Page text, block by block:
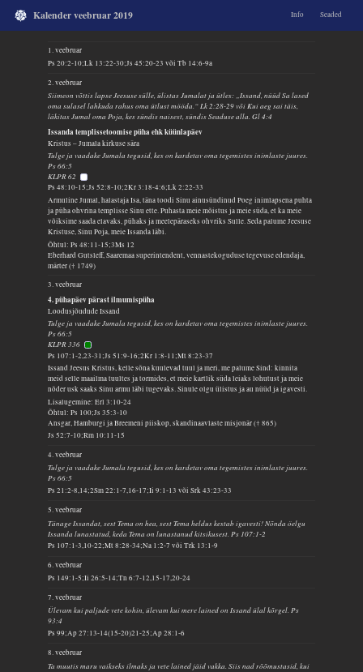
Kalender veebruar 2019 Info Seaded
1. veebruar
Ps 20:2-10;Lk 13:22-30;Js 45:20-23 või Tb 14:6-9a
2. veebruar
Siimeon võttis lapse Jeesuse sülle, ülistas Jumalat ja ütles: „Issand, nüüd Sa lased
oma sulasel lahkuda rahus oma ütlust mööda.“ Lk 2:28-29 või Kui aeg sai täis,
läkitas Jumal oma Poja, kes sündis naisest, sündis Seaduse alla. Gl 4:4
Issanda templissetoomise püha ehk küünlapäev
Kristus – Jumala kirkuse sära
Tulge ja vaadake Jumala tegusid, kes on kardetav oma tegemistes inimlaste juures.
Ps 66:5
KLPR 62
Ps 48:10-15;Js 52:8-10;2Kr 3:18-4:6;Lk 2:22-33
Armuline Jumal, halastaja Isa, täna toodi Sinu ainusündinud Poeg inimlapsena puhta
ja püha ohvrina templisse Sinu ette. Puhasta meie mõistus ja meie süda, et ka meie
võiksime saada elavaks, pühaks ja meelepäraseks ohvriks Sulle. Seda palume Jeesuse
Kristuse, Sinu Poja, meie Issanda läbi.
Õhtul: Ps 48:11-15;3Ms 12
Eberhard Gutsleff, Saaremaa superintendent, vennastekoguduse tegevuse edendaja,
märter († 1749)
3. veebruar
4. pühapäev pärast ilmumispüha
Loodusjõudude Issand
Tulge ja vaadake Jumala tegusid, kes on kardetav oma tegemistes inimlaste juures.
Ps 66:5
KLPR 336
Ps 107:1-2,23-31;Js 51:9-16;2Kr 1:8-11;Mt 8:23-37
Issand Jeesus Kristus, kelle sõna kuulevad tuul ja meri, me palume Sind: kinnita
meid selle maailma tuultes ja tormides, et meie kartlik süda leiaks lohutust ja meie
nõder usk saaks Sinu armu läbi tugevaks. Sinule olgu ülistus ja au nüüd ja igavesti.
Lisalugemine: Erl 3:10-24
Õhtul: Ps 100;Js 35:3-10
Ansgar, Hamburgi ja Breemeni piiskop, skandinaavlaste misjonär († 865)
Js 52:7-10;Rm 10:11-15
4. veebruar
Tulge ja vaadake Jumala tegusid, kes on kardetav oma tegemistes inimlaste juures.
Ps 66:5
Ps 21:2-8,14;2Sm 22:1-7,16-17;Ii 9:1-13 või Srk 43:23-33
5. veebruar
Tänage Issandat, sest Tema on hea, sest Tema heldus kestab igavesti! Nõnda öelgu
Issanda lunastatud, keda Tema on lunastanud kitsikusest. Ps 107:1-2
Ps 107:1-3,10-22;Mt 8:28-34;Na 1:2-7 või Trk 13:1-9
6. veebruar
Ps 149:1-5;Ii 26:5-14;Tn 6:7-12,15-17,20-24
7. veebruar
Ülevam kui paljude vete kohin, ülevam kui mere lained on Issand ülal kõrgel. Ps
93:4
Ps 99;Ap 27:13-14(15-20)21-25;Ap 28:1-6
8. veebruar
Ta muutis maru vaikseks ilmaks ja vete lained jäid vakka. Siis nad rõõmustasid, kui